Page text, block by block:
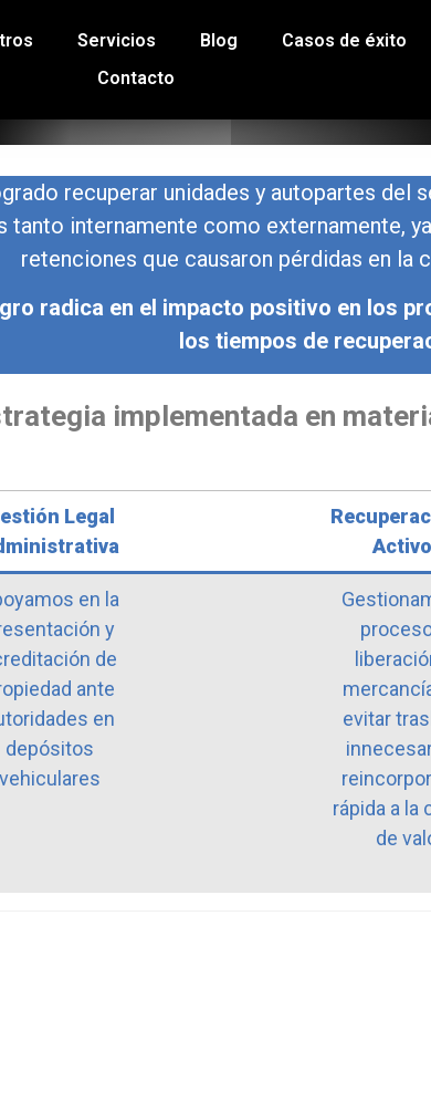
Servicios Blog
Casos de éxito
Contacto
recuperar unidades y autopartes del
tanto internamente como externamente,
retenciones que causaron pérdidas en la
radica en el impacto positivo en los
los tiempos de
implementada en
Legal
en la
y
de
ante
en
depósitos
vehiculares
evitar
rápida a la
de